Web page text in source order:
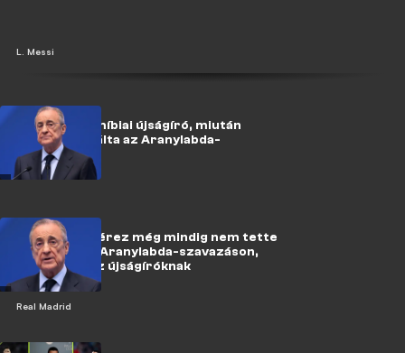
L. Messi
Reagált a namíbiai újságíró, miután
Pérez kritizálta az Aranylabda-
szavazatát
Real Madrid
Florentino Pérez még mindig nem tette
túl magát az Aranylabda-szavazáson,
beolvasott az újságíróknak